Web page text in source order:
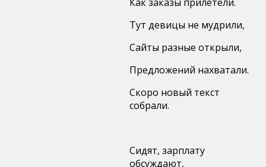
Тут девицы не мудрили,
Сайты разные открыли,
Предложений нахватали.
Cкоро новый текст
собрали.
Сидят, зарплату
обсуждают,